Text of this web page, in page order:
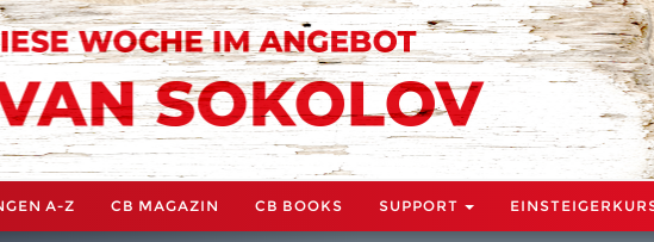
A-Z CB MAGAZIN CB BOOKS SUPPORT